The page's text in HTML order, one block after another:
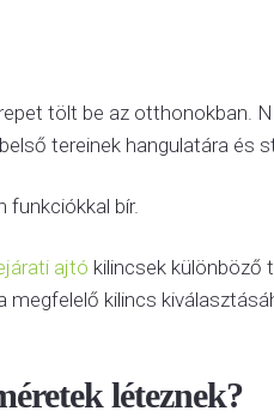
tölt be az otthonokban.
tereinek hangulatára és
funkciókkal bír.
ajtó kilincsek különböző
megfelelő kilincs
léteznek?